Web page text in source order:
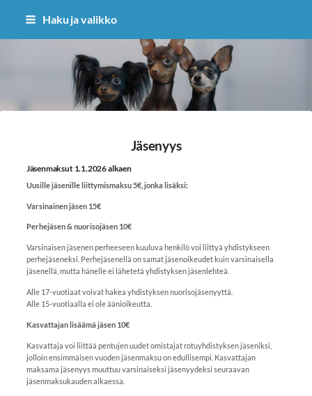
Haku ja valikko
Sivuston etusivulle
Jäsenyys
Jäsenmaksut 1.1.2026 alkaen
Uusille jäsenille liittymismaksu 5€, jonka lisäksi:
Varsinainen jäsen 15€
Perhejäsen & nuorisojäsen 10€
Varsinaisen jäsenen perheeseen kuuluva henkilö voi liittyä yhdistykseen
perhejäseneksi. Perhejäsenellä on samat jäsenoikeudet kuin varsinaisella
jäsenellä, mutta hänelle ei lähetetä yhdistyksen jäsenlehteä.
Alle 17-vuotiaat voivat hakea yhdistyksen nuorisojäsenyyttä.
Alle 15-vuotiaalla ei ole äänioikeutta.
Kasvattajan lisäämä jäsen 10€
Kasvattaja voi liittää pentujen uudet omistajat rotuyhdistyksen jäseniksi,
jolloin ensimmäisen vuoden jäsenmaksu on edullisempi. Kasvattajan
maksama jäsenyys muuttuu varsinaiseksi jäsenyydeksi seuraavan
jäsenmaksukauden alkaessa.